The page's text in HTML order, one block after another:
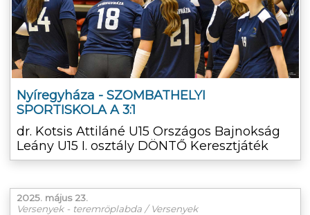
Nyíregyháza - SZOMBATHELYI
SPORTISKOLA A 3:1
dr. Kotsis Attiláné U15 Országos Bajnokság
Leány U15 I. osztály DÖNTŐ Keresztjáték
2025. május 23.
Versenyek - teremröplabda / Versenyek